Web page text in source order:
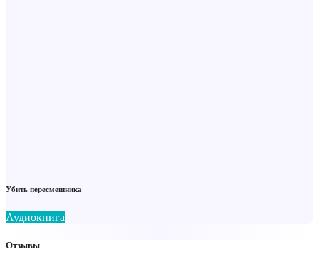
Убить пересмешника
Аудиокнига
Отзывы